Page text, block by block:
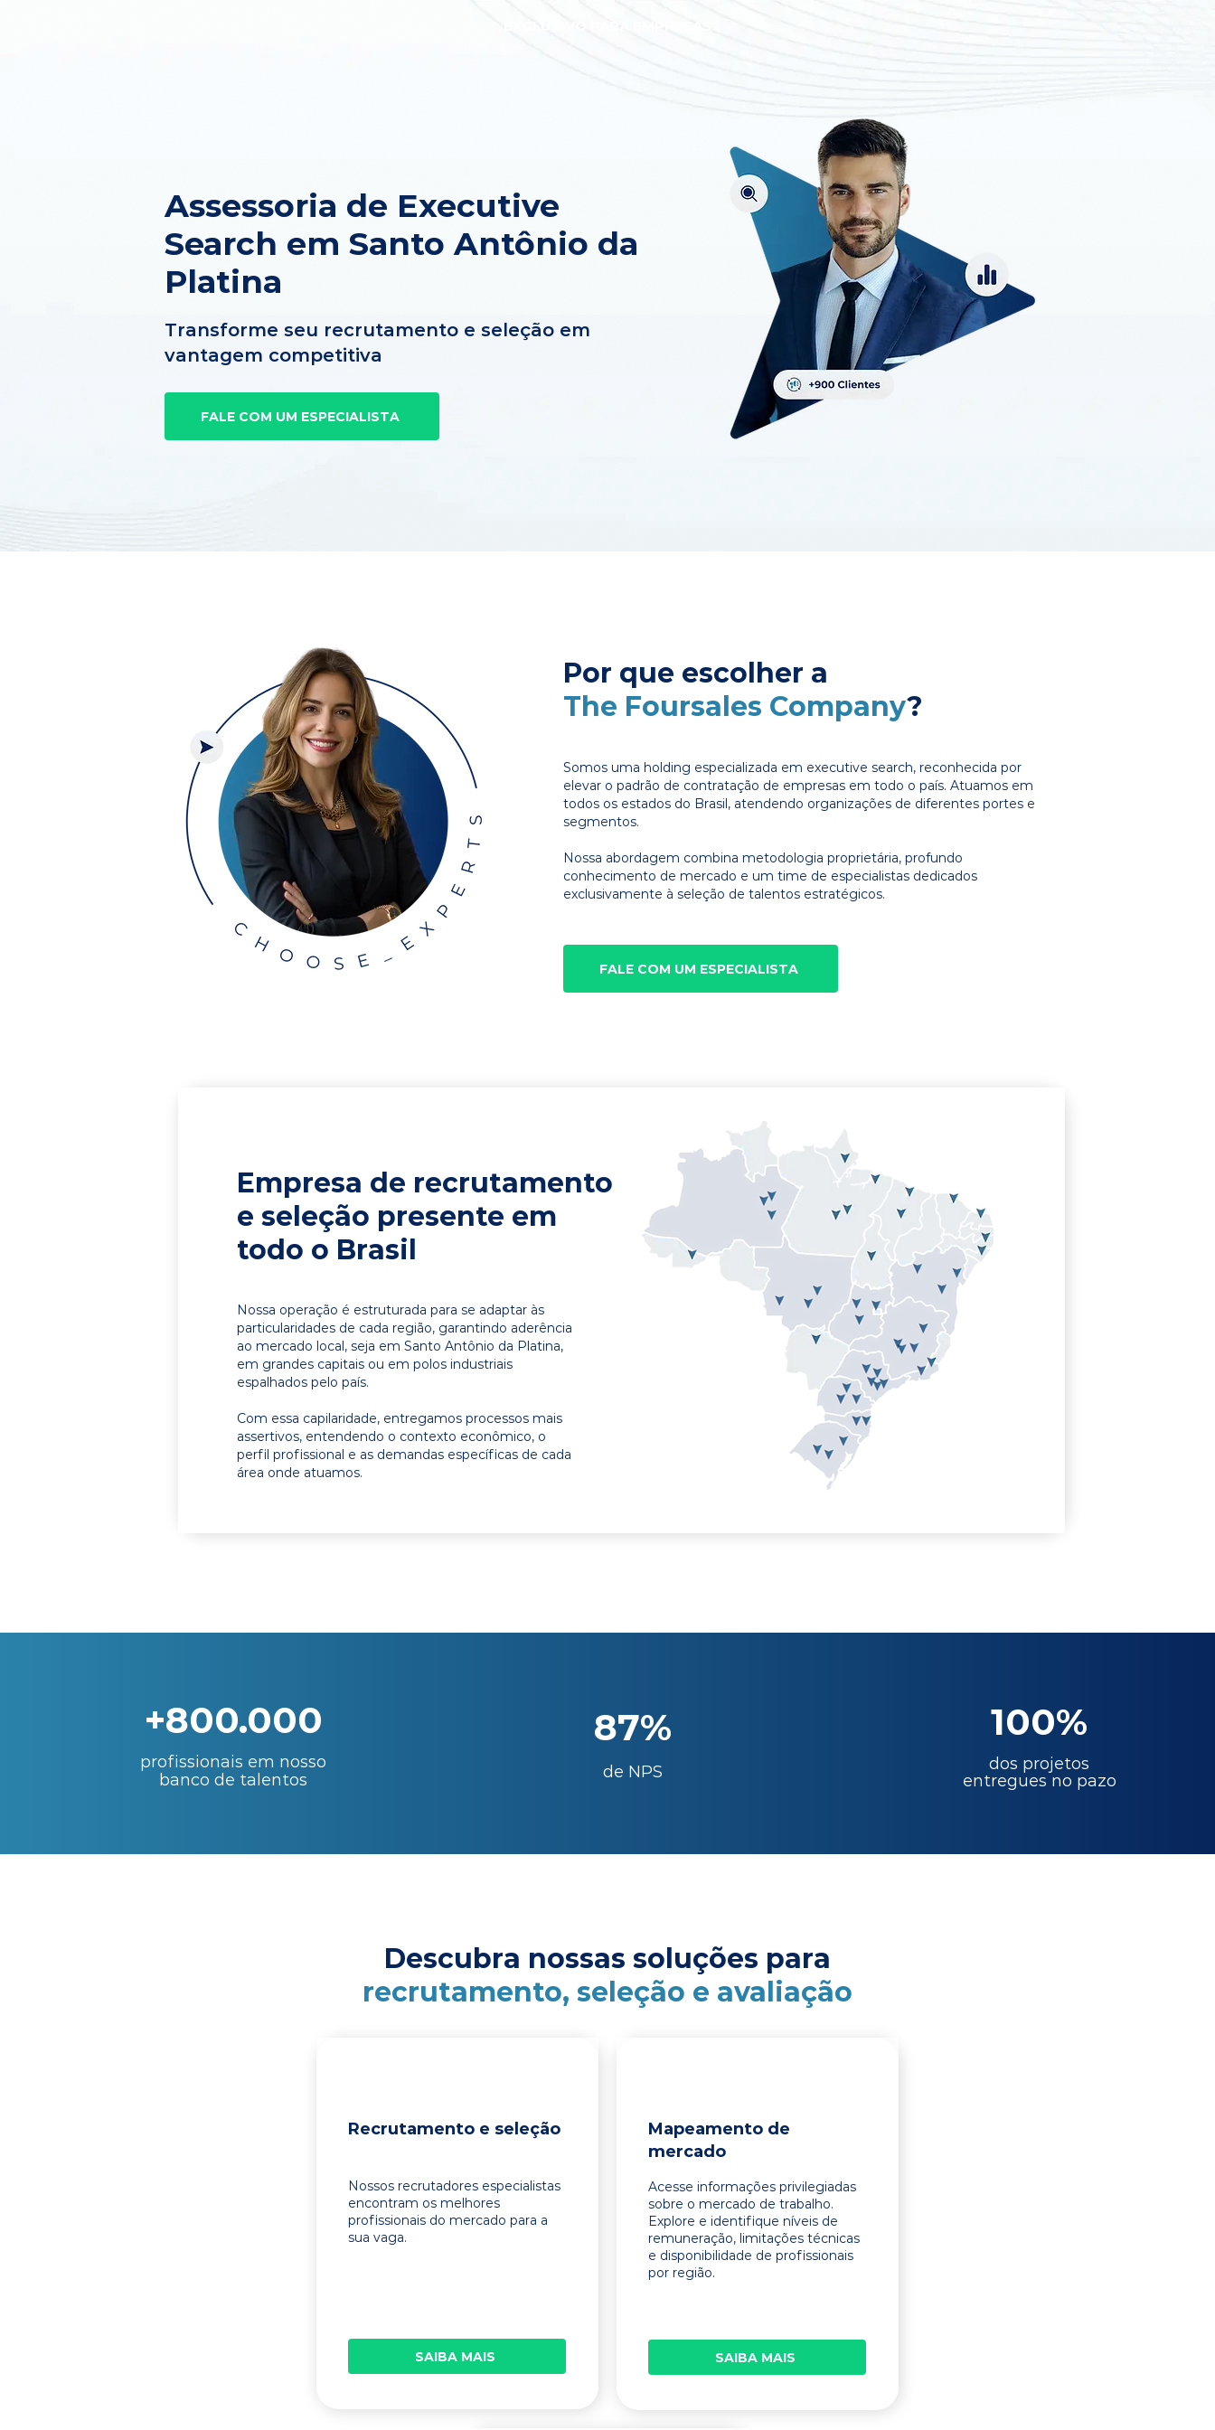
Assessoria de Executive
Search em Santo Antônio da
Platina
Transforme seu recrutamento e seleção em
vantagem competitiva
FALE COM UM ESPECIALISTA
Por que escolher a
The Foursales Company?
Somos uma holding especializada em executive search, reconhecida por
elevar o padrão de contratação de empresas em todo o país. Atuamos em
todos os estados do Brasil, atendendo organizações de diferentes portes e
segmentos.
Nossa abordagem combina metodologia proprietária, profundo
conhecimento de mercado e um time de especialistas dedicados
exclusivamente à seleção de talentos estratégicos.
FALE COM UM ESPECIALISTA
Empresa de recrutamento
e seleção presente em
todo o Brasil
Nossa operação é estruturada para se adaptar às
particularidades de cada região, garantindo aderência
ao mercado local, seja em Santo Antônio da Platina,
em grandes capitais ou em polos industriais
espalhados pelo país.
Com essa capilaridade, entregamos processos mais
assertivos, entendendo o contexto econômico, o
perfil profissional e as demandas específicas de cada
área onde atuamos.
+800.000
profissionais em nosso
banco de talentos
87%
de NPS
100%
dos projetos
entregues no pazo
Descubra nossas soluções para
recrutamento, seleção e avaliação
Recrutamento e seleção
Nossos recrutadores especialistas
encontram os melhores
profissionais do mercado para a
sua vaga.
SAIBA MAIS
Mapeamento de
mercado
Acesse informações privilegiadas
sobre o mercado de trabalho.
Explore e identifique níveis de
remuneração, limitações técnicas
e disponibilidade de profissionais
por região.
SAIBA MAIS